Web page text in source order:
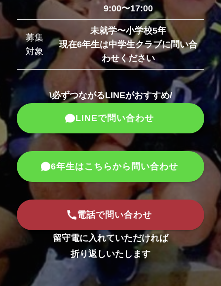
9:00〜17:00
募集
対象
未就学〜小学校5年
現在6年生は中学生クラブに問い合
わせください
\必ずつながるLINEがおすすめ/
LINEで問い合わせ
6年生はこちらから問い合わせ
電話で問い合わせ
留守電に入れていただければ
折り返しいたします